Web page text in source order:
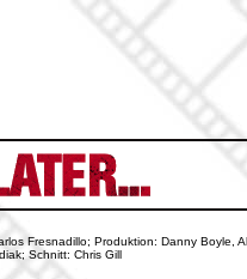
Fresnadillo; Produktion: Danny Boyle,
Schnitt: Chris Gill